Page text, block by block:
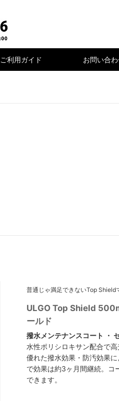
ご利用ガイド お問い合
普通じゃ満足できないTop Shield
ULGO Top Shield
ールド
撥水メンテナンスコート ・
水性ポリシロキサン配合で高
優れた撥水効果・防汚効果
で効果は約3ヶ月間継続。コ
できます。